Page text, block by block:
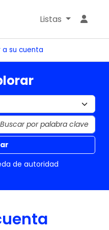
Listas
a su cuenta
de autoridad